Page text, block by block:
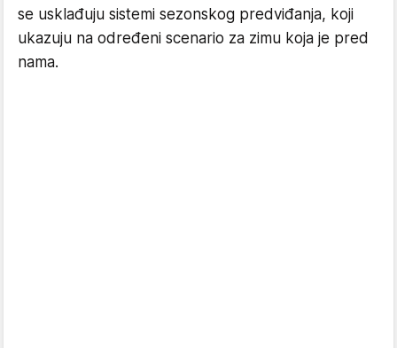
se usklađuju sistemi sezonskog predviđanja, koji
ukazuju na određeni scenario za zimu koja je pred
nama.